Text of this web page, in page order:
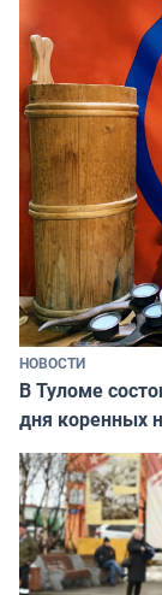
НОВОСТИ
В Туломе
дня коренных